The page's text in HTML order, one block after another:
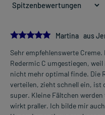
5.0
Martina aus
Sehr empfehlenswerte
Redermic C umgestiegen,
nicht mehr optimal finde. Die
verteilen, zieht schnell ein, ist
super. Kleine Fältchen
wirkt praller. Ich bilde mir